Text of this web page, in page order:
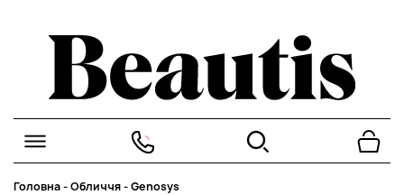
Головна-Обличчя-Genosys